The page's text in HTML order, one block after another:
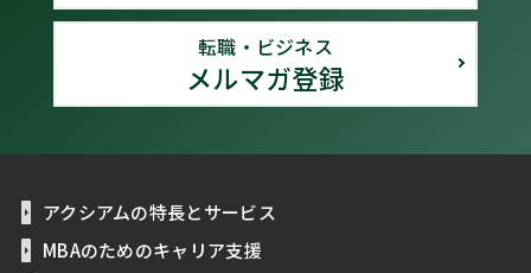
転職・ビジネス
メルマガ登録
アクシアムの特長とサービス
MBAのためのキャリア支援